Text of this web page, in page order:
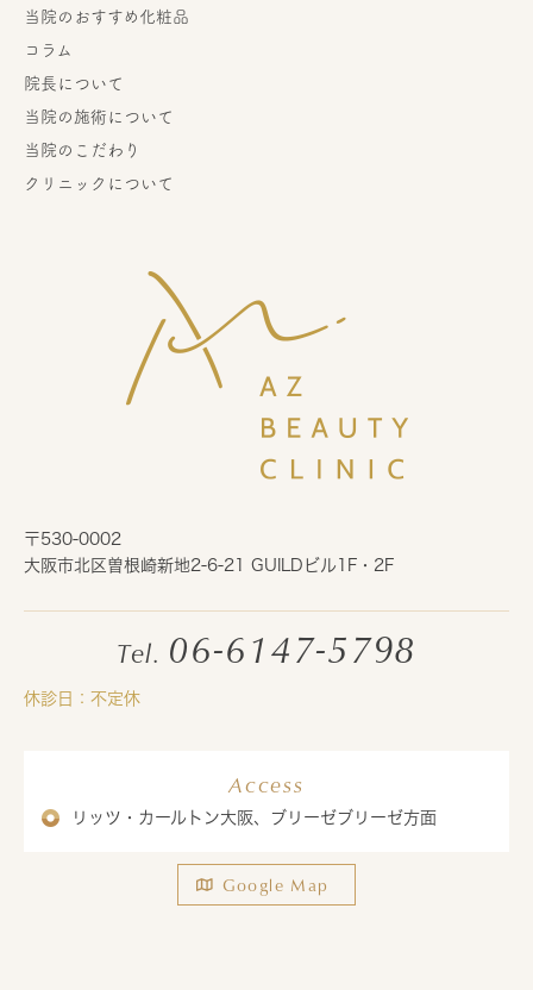
当院のおすすめ化粧品
コラム
院長について
当院の施術について
当院のこだわり
クリニックについて
〒530-0002
大阪市北区曽根崎新地2-6-21 GUILDビル1F・2F
Tel. 06-6147-5798
休診日：不定休
Access
リッツ・カールトン大阪、ブリーゼブリーゼ方面
Google Map